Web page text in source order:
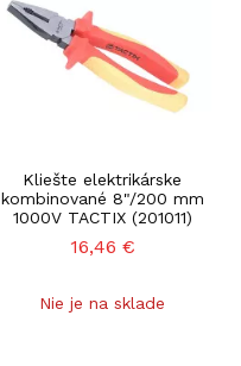
Kliešte elektrikárske
kombinované 8"/200 mm
1000V TACTIX (201011)
16,46 €
Nie je na sklade